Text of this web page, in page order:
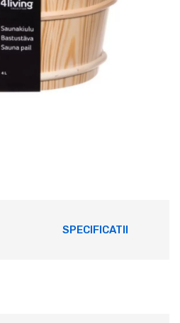
SPECIFICATII